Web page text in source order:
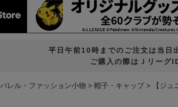
平日午前10時までのご注文は当日
ご購入の際はＪリーグ
レル・ファッション小物 帽子・キャップ 【ジ